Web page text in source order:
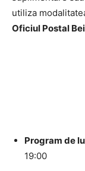
utiliza
Oficiul Postal
Program de
19:00